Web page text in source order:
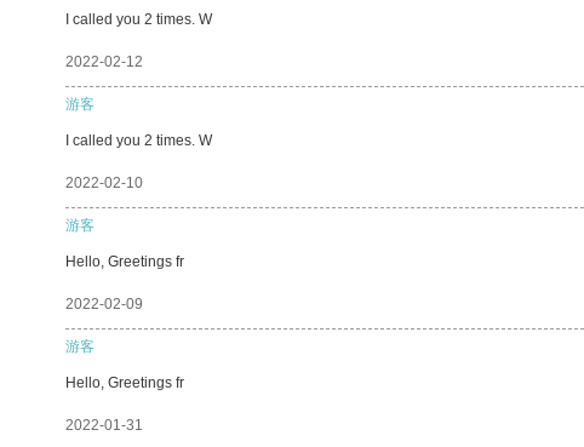
I called you 2 times. W
2022-02-12
游客
I called you 2 times. W
2022-02-10
游客
Hello, Greetings fr
2022-02-09
游客
Hello, Greetings fr
2022-01-31